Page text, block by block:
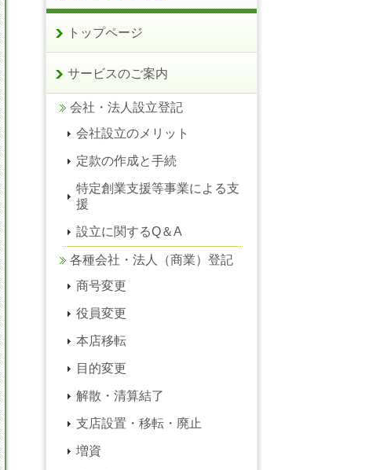
トップページ
サービスのご案内
会社・法人設立登記
会社設立のメリット
定款の作成と手続
特定創業支援等事業による支
援
設立に関するQ＆A
各種会社・法人（商業）登記
商号変更
役員変更
本店移転
目的変更
解散・清算結了
支店設置・移転・廃止
増資